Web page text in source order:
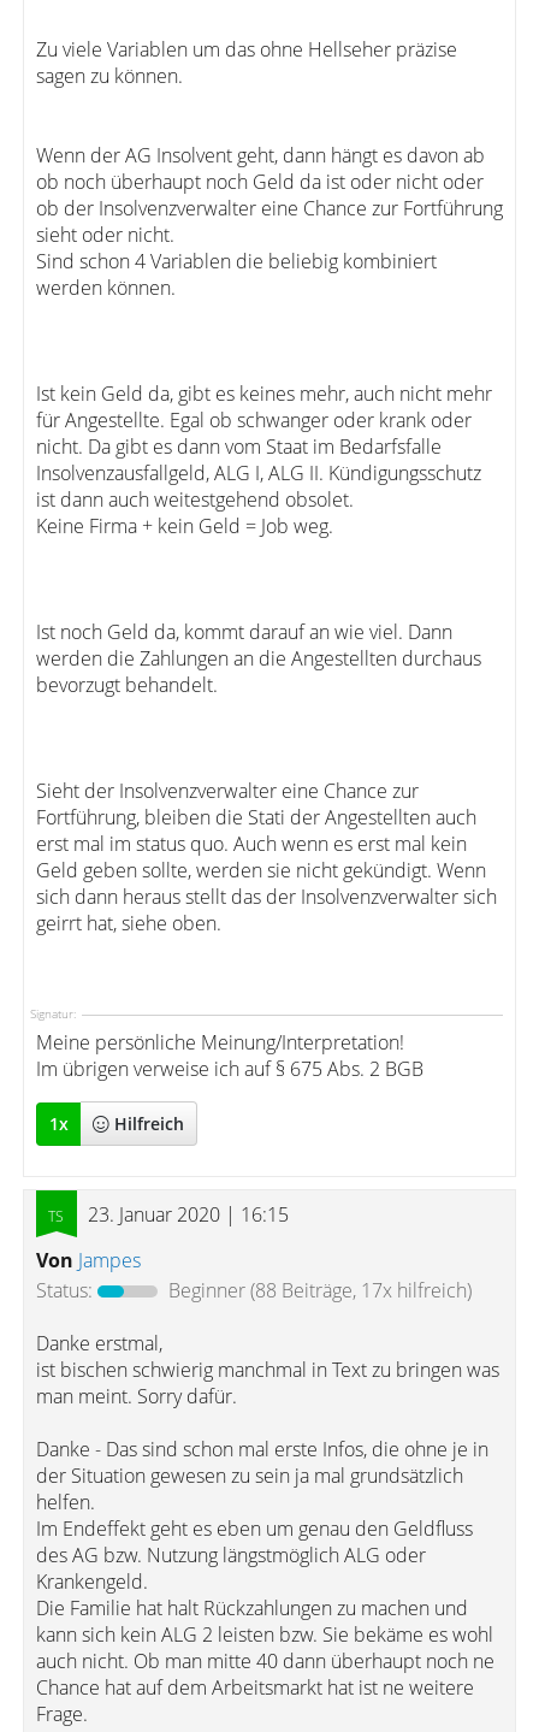
Zu viele Variablen um das ohne Hellseher präzise
sagen zu können.
Wenn der AG Insolvent geht, dann hängt es davon ab
ob noch überhaupt noch Geld da ist oder nicht oder
ob der Insolvenzverwalter eine Chance zur Fortführung
sieht oder nicht.
Sind schon 4 Variablen die beliebig kombiniert
werden können.
Ist kein Geld da, gibt es keines mehr, auch nicht mehr
für Angestellte. Egal ob schwanger oder krank oder
nicht. Da gibt es dann vom Staat im Bedarfsfalle
Insolvenzausfallgeld, ALG I, ALG II. Kündigungsschutz
ist dann auch weitestgehend obsolet.
Keine Firma + kein Geld = Job weg.
Ist noch Geld da, kommt darauf an wie viel. Dann
werden die Zahlungen an die Angestellten durchaus
bevorzugt behandelt.
Sieht der Insolvenzverwalter eine Chance zur
Fortführung, bleiben die Stati der Angestellten auch
erst mal im status quo. Auch wenn es erst mal kein
Geld geben sollte, werden sie nicht gekündigt. Wenn
sich dann heraus stellt das der Insolvenzverwalter sich
geirrt hat, siehe oben.
Signatur:
Meine persönliche Meinung/Interpretation!
Im übrigen verweise ich auf § 675 Abs. 2 BGB
1x Hilfreich
23. Januar 2020 | 16:15
Von Jampes
Status:
Beginner(88 Beiträge, 17x hilfreich)
Danke erstmal,
ist bischen schwierig manchmal in Text zu bringen was
man meint. Sorry dafür.
Danke - Das sind schon mal erste Infos, die ohne je in
der Situation gewesen zu sein ja mal grundsätzlich
helfen.
Im Endeffekt geht es eben um genau den Geldfluss
des AG bzw. Nutzung längstmöglich ALG oder
Krankengeld.
Die Familie hat halt Rückzahlungen zu machen und
kann sich kein ALG 2 leisten bzw. Sie bekäme es wohl
auch nicht. Ob man mitte 40 dann überhaupt noch ne
Chance hat auf dem Arbeitsmarkt hat ist ne weitere
Frage.